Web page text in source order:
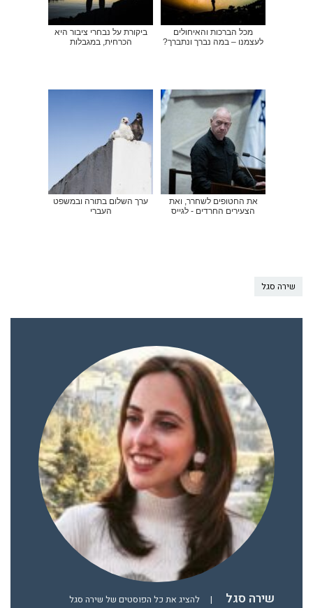
מכל הברכות והאיחולים
לעצמנו – במה נברך ונתברך?
ביקורת על נבחרי ציבור היא
הכרחית, במגבלות
את החטופים לשחרר, ואת
הצעירים החרדים - לגייס
ערך השלום בתורה ובמשפט
העברי
שירה סגל
שירה סגל | להציג את כל הפוסטים של שירה סגל